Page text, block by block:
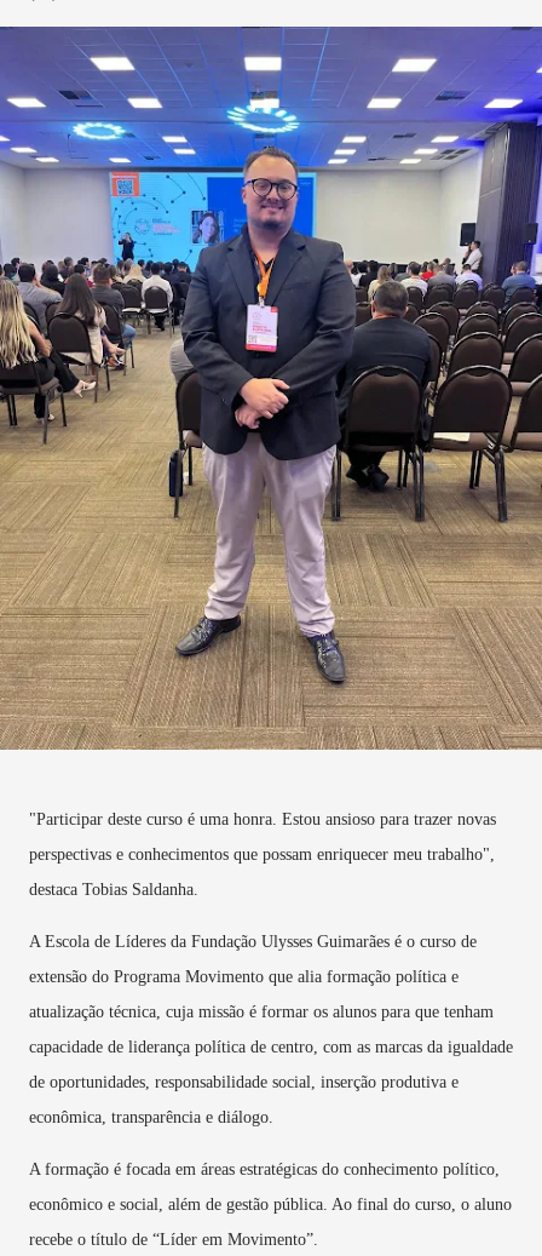
"Participar deste curso é uma honra. Estou ansioso para trazer novas
perspectivas e conhecimentos que possam enriquecer meu trabalho",
destaca Tobias Saldanha.
A Escola de Líderes da Fundação Ulysses Guimarães é o curso de
extensão do Programa Movimento que alia formação política e
atualização técnica, cuja missão é formar os alunos para que tenham
capacidade de liderança política de centro, com as marcas da igualdade
de oportunidades, responsabilidade social, inserção produtiva e
econômica, transparência e diálogo.
A formação é focada em áreas estratégicas do conhecimento político,
econômico e social, além de gestão pública. Ao final do curso, o aluno
recebe o título de “Líder em Movimento”.